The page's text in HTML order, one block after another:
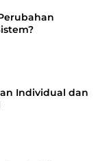
Individual dan